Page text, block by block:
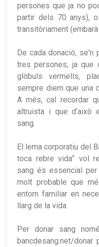
persones que ja no
partir dels 70 anys),
transitòriament
De cada donació, se'n
tres persones, ja que
glòbuls vermells,
sempre diem que una
A més, cal recordar
altruista i que d’això
sang.
El lema corporatiu del
toca rebre vida” vol
sang és essencial
molt probable que
entorn familiar en
llarg de la vida.
Per donar sang
bancdesang.net/donar